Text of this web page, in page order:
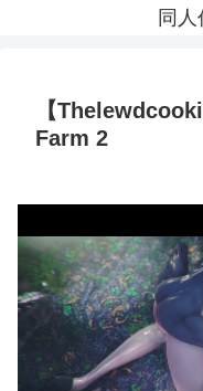
同
【
Farm 2